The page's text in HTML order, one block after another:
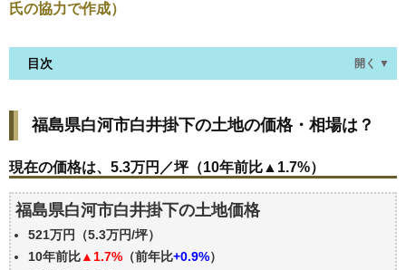
氏の協力で作成）
目次 開く ▼
現在の価格は、5.3万円／坪（10年前比▲1.7%）
価格を詳細に分析しよう
福島県白河市白井掛下の土地の過去の売買事例
公示地価はいくら
エリアの将来性を人口予想から検討しよう
福島県白河市白井掛下の土地の価格・相場は？
現在の価格は、5.3万円／坪（10年前比▲1.7%）
福島県白河市白井掛下の土地価格
521万円（5.3万円/坪）
10年前比▲1.7% （前年比+0.9%）